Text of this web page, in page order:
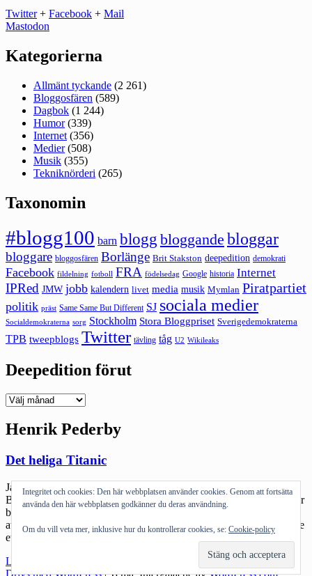
Twitter+ Facebook + Mail
Mastodon
Kategorierna
Allmänt tyckande (2 261)
Bloggosfären (589)
Dagbok (1 244)
Humor(339)
Internet (356)
Medier(508)
Musik (355)
Tekniknörderi (265)
Taxonomin
#blogg100 barn blogg bloggande bloggar
bloggare bloggosfären Borlänge Brit Stakston deepedition demokrati
Facebook fildelning fotboll FRA födelsedag Google historia Internet
IPRed JMW jobb kalendern livet media musik Mymlan Piratpartiet
politik präst Same Same But Different SJ sociala medier
Socialdemokraterna sorg Stockholm Stora Bloggpriset Sverigedemokraterna
TPB tweepblogs Twitter tävling tåg U2 Wikileaks
Deepedition förut
Deepedition
Henrik Pederby
Det heliga Titanic
Jag trodde jag skulle få hjärnblödning när jag läste hur min vän
Brygubben blivit refuserad i ett av kyrkomötets programblad. Varför
bryr jag mig? Jag vet ärligt talat inte – men jag blir förbannad intill
att vilja slå sönder något. Nånstans djupt inne i mig finns fortfarande
ett minne, ett sorts ärr av den passion, […]
Läs mer
heliga
Drivs med WordPress |Tema: Intergalactic avWordPress.com.
Integritet och cookies: Den här webbplatsen använder cookies. Genom att fortsätta
använda den här webbplatsen godkänner du deras användning.
Om du vill veta mer, inklusive hur du kontrollerar cookies, se: Cookie-policy